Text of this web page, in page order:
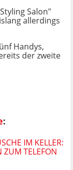
Salon"
allerdings
Handys,
der zweite
:
IM KELLER:
ZUM TELEFON